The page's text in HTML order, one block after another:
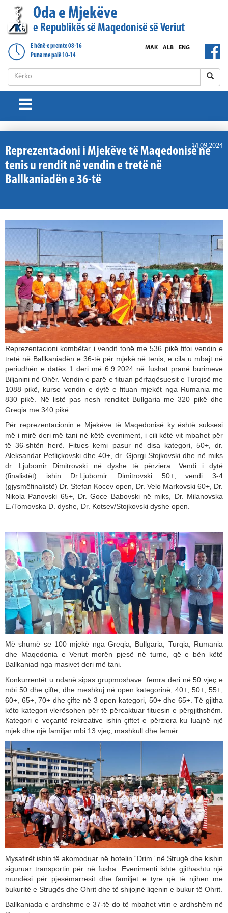
Oda e Mjekëve
e Republikës së Maqedonisë së Veriut
E hënë-e premte 08-16
Puna me palë 10-14
ENG
ALB
МАК
14.09.2024
Reprezentacioni i Mjekëve të Maqedonisë ne
tenis u rendit në vendin e tretë në
Ballkaniadën e 36-të
Reprezentacioni kombëtar i vendit tonë me 536 pikë fitoi vendin e
tretë në Ballkaniadën e 36-të për mjekë në tenis, e cila u mbajt në
periudhën e datës 1 deri më 6.9.2024 në fushat pranë burimeve
Biljanini në Ohër. Vendin e parë e fituan përfaqësuesit e Turqisë me
1088 pikë, kurse vendin e dytë e fituan mjekët nga Rumania me
830 pikë. Në listë pas nesh renditet Bullgaria me 320 pikë dhe
Greqia me 340 pikë.
Për reprezentacionin e Mjekëve të Maqedonisë ky është suksesi
më i mirë deri më tani në këtë eveniment, i cili këtë vit mbahet për
të 36-shtën herë. Fitues kemi pasur në disa kategori, 50+, dr.
Aleksandar Petliçkovski dhe 40+, dr. Gjorgi Stojkovski dhe në miks
dr. Ljubomir Dimitrovski në dyshe të përziera. Vendi i dytë
(finalistët) ishin Dr.Ljubomir Dimitrovski 50+, vendi 3-4
(gjysmëfinalistë) Dr. Stefan Kocev open, Dr. Velo Markovski 60+, Dr.
Nikola Panovski 65+, Dr. Goce Babovski në miks, Dr. Milanovska
E./Tomovska D. dyshe, Dr. Kotsev/Stojkovski dyshe open.
Мë shumë se 100 mjekë nga Greqia, Bullgaria, Turqia, Rumania
dhe Maqedonia e Veriut morën pjesë në turne, që e bën këtë
Ballkaniad nga masivet deri më tani.
Konkurrentët u ndanë sipas grupmoshave: femra deri në 50 vjeç e
mbi 50 dhe çifte, dhe meshkuj në open kategorinë, 40+, 50+, 55+,
60+, 65+, 70+ dhe çifte në 3 open kategori, 50+ dhe 65+. Të gjitha
këto kategori vlerësohen për të përcaktuar fituesin e përgjithshëm.
Кategori e veçantë rekreative ishin çiftet e përziera ku luajnë një
mjek dhe një familjar mbi 13 vjeç, mashkull dhe femër.
Mysafirët ishin të akomoduar në hotelin “Drim” në Strugë dhe kishin
siguruar transportin për në fusha. Evenimenti ishte gjithashtu një
mundësi për pjesëmarrësit dhe familjet e tyre që të njihen me
bukuritë e Strugës dhe Ohrit dhe të shijojnë liqenin e bukur të Ohrit.
Ballkaniada e ardhshme e 37-të do të mbahet vitin e ardhshëm në